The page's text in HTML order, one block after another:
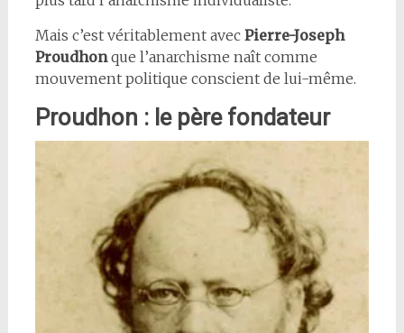
Mais c’est véritablement avec Pierre-Joseph
Proudhonque l’anarchisme naît comme
mouvement politique conscient de lui-même.
Proudhon : le père fondateur